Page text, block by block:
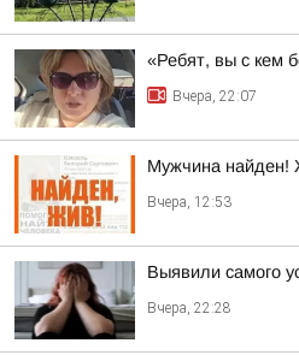
«Ребят, вы с кем
Вчера, 22:07
Мужчина найден!
Вчера, 12:53
Выявили самого
Вчера, 22:28